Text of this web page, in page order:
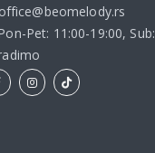
Pet: 11:00-19:00,